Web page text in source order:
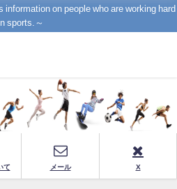
on people who are working hard
sports.～
て メール X